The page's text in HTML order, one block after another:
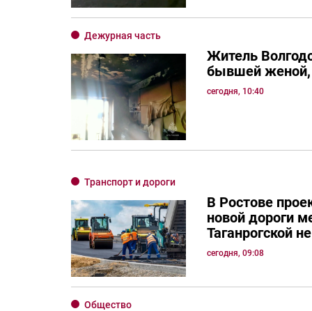
Дежурная часть
Житель
бывшей женой,
сегодня, 10:40
Транспорт и дороги
В Ростове
новой дороги
Таганрогской
сегодня, 09:08
Общество